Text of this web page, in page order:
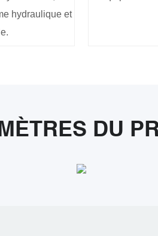
hydraulique et
DU